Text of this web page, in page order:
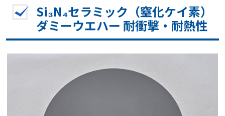
Si₃N₄セラミック（窒化ケイ素）
ダミーウエハー 耐衝撃・耐熱性